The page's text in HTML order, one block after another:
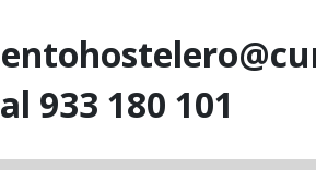
933 180 101